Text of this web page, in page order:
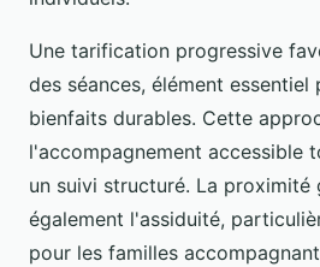
Une tarification progressive
des séances, élément
bienfaits durables. Cette
l'accompagnement accessible
un suivi structuré. La
également l'assiduité,
pour les familles